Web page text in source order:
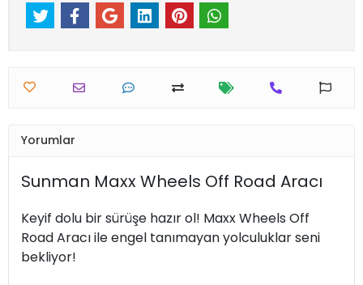
Yorumlar
Sunman Maxx Wheels Off Road Aracı
Keyif dolu bir sürüşe hazır ol! Maxx Wheels Off
Road Aracı ile engel tanımayan yolculuklar seni
bekliyor!